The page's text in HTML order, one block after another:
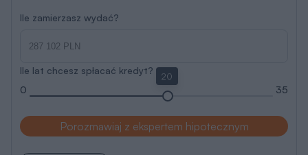
Ile zamierzasz wydać?
Ile lat chcesz spłacać kredyt?
0
20
35
Porozmawiaj z ekspertem hipotecznym